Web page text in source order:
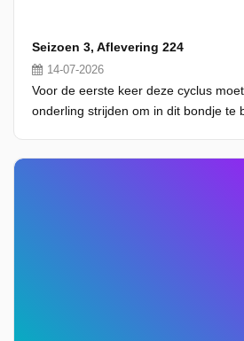
Seizoen 3, Aflevering 224
14-07-2026
Voor de eerste keer deze cyclus
onderling strijden om in dit bondje te